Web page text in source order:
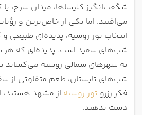
شگفت‌انگیز کلیساها، میدان سرخ،
می‌افتند. اما یکی از خاص‌ترین و
انتخاب تور روسیه، پدیده‌ای طبیعی
شب‌های سفید است. پدیده‌ای که هر
به شهرهای شمالی روسیه می‌کشاند
شب‌های تابستان، طعم متفاوتی از
فکر رزرو تور روسیه از مشهد هستید،
دست ندهید.